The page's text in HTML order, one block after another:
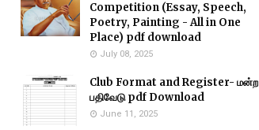
Competition (Essay, Speech,
Poetry, Painting - All in One
Place) pdf download
July 08, 2025
Club Format and Register- மன்ற
பதிவேடு pdf Download
June 11, 2025